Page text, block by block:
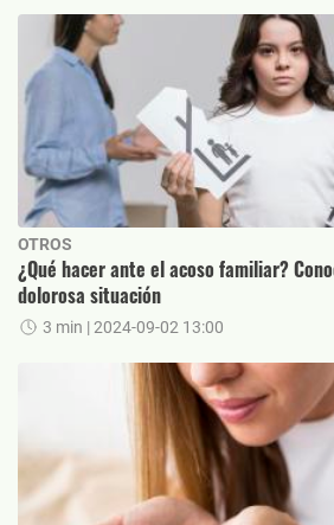
OTROS
¿Qué hacer ante el acoso familiar?
dolorosa situación
3 min | 2024-09-02 13:00